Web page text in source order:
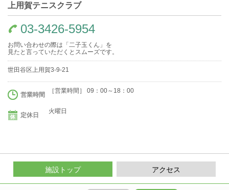
上用賀テニスクラブ
03-3426-5954
お問い合わせの際は「二子玉くん」を
見たと言っていただくとスムーズです。
世田谷区上用賀3-9-21
営業時間
［営業時間］ 09：00～18：00
定休日
火曜日
施設トップ アクセス